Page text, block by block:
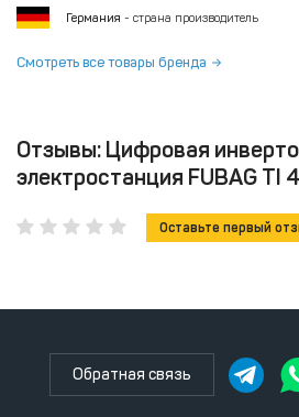
Германия - страна производитель
Смотреть все товары бренда
Отзывы: Цифровая
электростанция FUBAG TI
Оставьте первый
Обратная связь